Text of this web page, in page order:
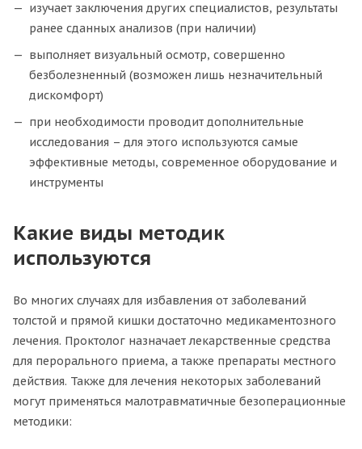
изучает заключения других специалистов, результаты
ранее сданных анализов (при наличии)
выполняет визуальный осмотр, совершенно
безболезненный (возможен лишь незначительный
дискомфорт)
при необходимости проводит дополнительные
исследования – для этого используются самые
эффективные методы, современное оборудование и
инструменты
Какие виды методик
используются
Во многих случаях для избавления от заболеваний
толстой и прямой кишки достаточно медикаментозного
лечения. Проктолог назначает лекарственные средства
для перорального приема, а также препараты местного
действия. Также для лечения некоторых заболеваний
могут применяться малотравматичные безоперационные
методики: